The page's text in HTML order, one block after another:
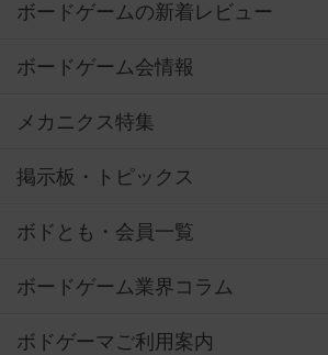
ボードゲームの新着レビュー
ボードゲーム会情報
メカニクス特集
掲示板・トピックス
ボドとも・会員一覧
ボードゲーム業界コラム
ボドゲーマご利用案内